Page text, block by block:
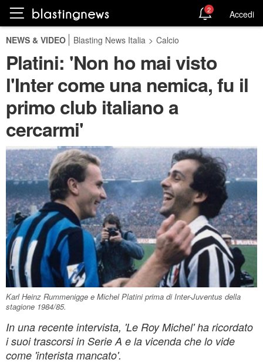
2 Accedi
NEWS & VIDEO Blasting News Italia > Calcio
Platini: 'Non ho mai visto
l'Inter come una nemica, fu il
primo club italiano a
cercarmi'
Karl Heinz Rummenigge e Michel Platini prima di Inter-Juventus della
stagione 1984/85.
In una recente intervista, 'Le Roy Michel' ha ricordato
i suoi trascorsi in Serie A e la vicenda che lo vide
come 'interista mancato'.